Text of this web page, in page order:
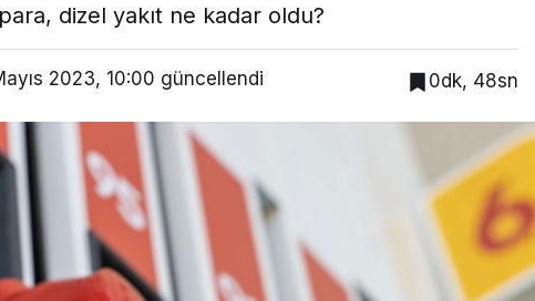
dizel yakıt ne kadar oldu?
2023, 10:00 güncellendi 0dk, 48sn